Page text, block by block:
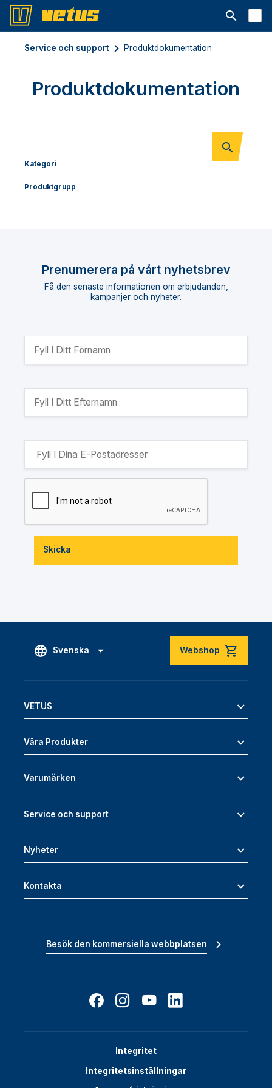
Open
Service och support Produktdokumentation
Produktdokumentation
Kategori
Produktgrupp
Prenumerera på vårt nyhetsbrev
Få den senaste informationen om erbjudanden,
kampanjer och nyheter.
Skicka
Svenska Webshop
VETUS
Våra Produkter
Varumärken
Service och support
Nyheter
Kontakta
Besök den kommersiella webbplatsen
Integritet
Integritetsinställningar